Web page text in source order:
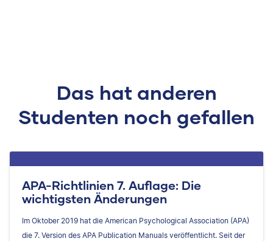
Das hat anderen
Studenten noch gefallen
APA-Richtlinien 7. Auflage: Die
wichtigsten Änderungen
Im Oktober 2019 hat die American Psychological Association (APA)
die 7. Version des APA Publication Manuals veröffentlicht. Seit der